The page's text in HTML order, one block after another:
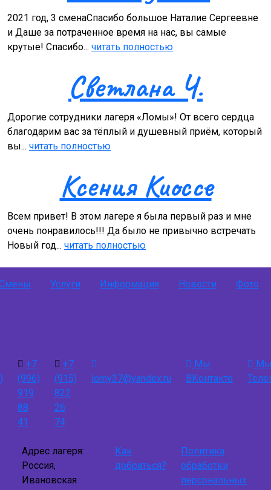
2021 год, 3 сменаСпасибо большое Наталие Сергеевне
и Даше за потраченное время на нас, вы самые
крутые! Спасибо... читать полностью
Светлана Ч.
Дорогие сотрудники лагеря «Ломы»! От всего сердца
благодарим вас за тёплый и душевный приём, который
вы... читать полностью
Ксения Киоссе
Всем привет! В этом лагере я была первый раз и мне
очень понравилось!!! Да было не привычно встречать
Новый год... читать полностью
Услуги Информация Новости Фото
+7
(996)
919
88
41
+7
(915)
822
26
74
lomy37@yandex.ru
Мы
ВКонтакте
Адрес лагеря:
Россия,
Ивановская
Как
добраться?
Политика
обработки
персональных